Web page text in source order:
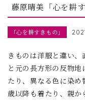
藤原晴美「心を耕す
「心を耕すきもの」
きものは洋服と違い
と元の長方形の反物
たり、異なる色に染
歳以降も着たり、親か